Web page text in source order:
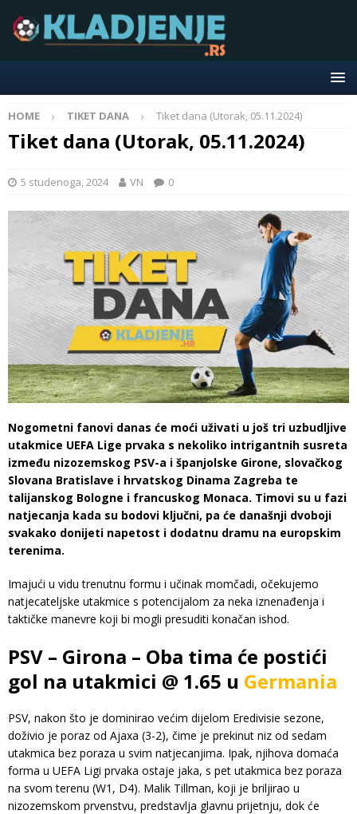
HOME TIKET DANA Tiket dana (Utorak, 05.11.2024)
Tiket dana (Utorak, 05.11.2024)
5 studenoga, 2024 VN 0
Nogometni fanovi danas će moći uživati u još tri uzbudljive
utakmice UEFA Lige prvaka s nekoliko intrigantnih susreta
između nizozemskog PSV-a i španjolske Girone, slovačkog
Slovana Bratislave i hrvatskog Dinama Zagreba te
talijanskog Bologne i francuskog Monaca. Timovi su u fazi
natjecanja kada su bodovi ključni, pa će današnji dvoboji
svakako donijeti napetost i dodatnu dramu na europskim
terenima.
Imajući u vidu trenutnu formu i učinak momčadi, očekujemo
natjecateljske utakmice s potencijalom za neka iznenađenja i
taktičke manevre koji bi mogli presuditi konačan ishod.
PSV – Girona – Oba tima će postići
gol na utakmici @ 1.65 u Germania
PSV, nakon što je dominirao većim dijelom Eredivisie sezone,
doživio je poraz od Ajaxa (3-2), čime je prekinut niz od sedam
utakmica bez poraza u svim natjecanjima. Ipak, njihova domaća
forma u UEFA Ligi prvaka ostaje jaka, s pet utakmica bez poraza
na svom terenu (W1, D4). Malik Tillman, koji je briljirao u
nizozemskom prvenstvu, predstavlja glavnu prijetnju, dok će